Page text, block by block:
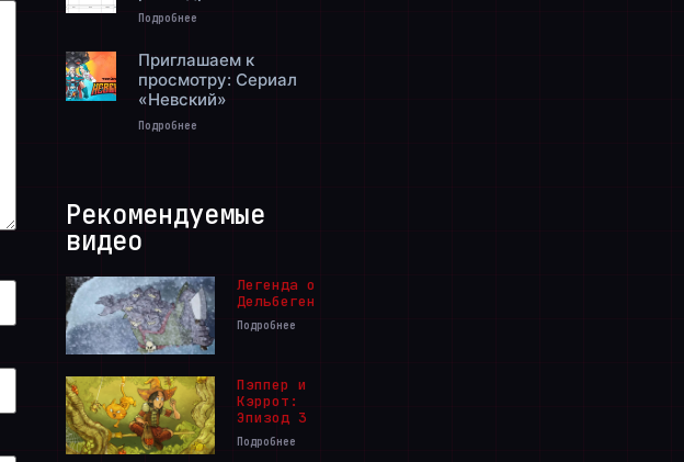
Подробнее
Приглашаем к
просмотру: Сериал
«Невский»
Подробнее
Рекомендуемые
видео
Легенда о
Дельбегене
Подробнее
Пэппер и
Кэррот:
Эпизод 3
Подробнее